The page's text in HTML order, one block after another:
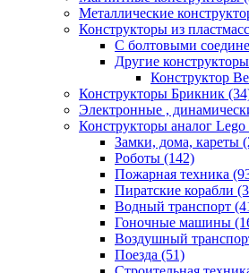
Металлические
Конструкторы из
С болтовыми
Другие конструкторы
Конструктор
Конструкторы Брикник
Электронные ,
Конструкторы аналог Lego
Замки, дома, кареты
Роботы (142)
Пожарная техника
Пиратские корабли
Водный транспорт
Гоночные машины
Воздушный
Поезда (51)